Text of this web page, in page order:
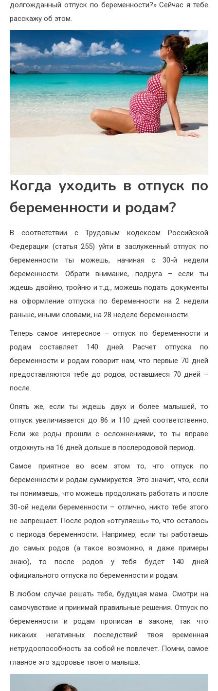
долгожданный отпуск по беременности?» Сейчас я тебе
расскажу об этом.
Когда уходить в отпуск по
беременности и родам?
В соответствии с Трудовым кодексом Российской
Федерации (статья 255) уйти в заслуженный отпуск по
беременности ты можешь, начиная с 30-й недели
беременности. Обрати внимание, подруга – если ты
ждешь двойню, тройню и т.д., можешь подать документы
на оформление отпуска по беременности на 2 недели
раньше, иными словами, на 28 неделе беременности.
Теперь самое интересное – отпуск по беременности и
родам составляет 140 дней. Расчет отпуска по
беременности и родам говорит нам, что первые 70 дней
предоставляются тебе до родов, оставшиеся 70 дней –
после.
Опять же, если ты ждешь двух и более малышей, то
отпуск увеличивается до 86 и 110 дней соответственно.
Если же роды прошли с осложнениями, то ты вправе
отдохнуть на 16 дней дольше в послеродовой период.
Самое приятное во всем этом то, что отпуск по
беременности и родам суммируется. Это значит, что, если
ты понимаешь, что можешь продолжать работать и после
30-ой недели беременности – отлично, никто тебе этого
не запрещает. После родов «отгуляешь» то, что осталось
с периода беременности. Например, если ты работаешь
до самых родов (а такое возможно, я даже примеры
знаю), то после родов у тебя будет 140 дней
официального отпуска по беременности и родам.
В любом случае решать тебе, будущая мама. Смотри на
самочувствие и принимай правильные решения. Отпуск по
беременности и родам прописан в законе, так что
никаких негативных последствий твоя временная
нетрудоспособность за собой не повлечет. Помни, самое
главное это здоровье твоего малыша.